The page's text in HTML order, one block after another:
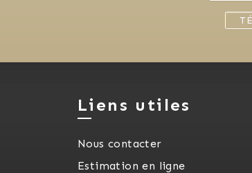
Liens utiles
Nous contacter
Estimation en ligne